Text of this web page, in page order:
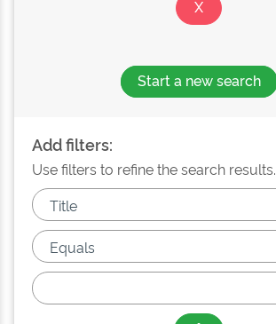
Start a new search
Add filters:
Use filters to refine the search results.